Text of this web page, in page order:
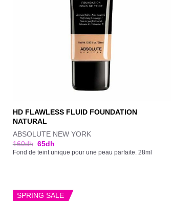
HD FLAWLESS FLUID FOUNDATION
NATURAL
ABSOLUTE NEW YORK
160dh 65dh
Fond de teint unique pour une peau parfaite. 28ml
SPRING SALE